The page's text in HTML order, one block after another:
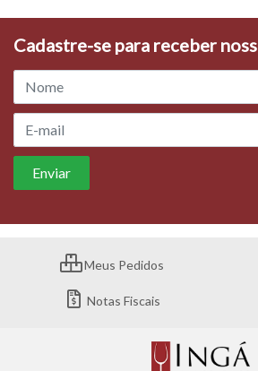
Cadastre-se para receber
Meus Pedidos
Notas Fiscais